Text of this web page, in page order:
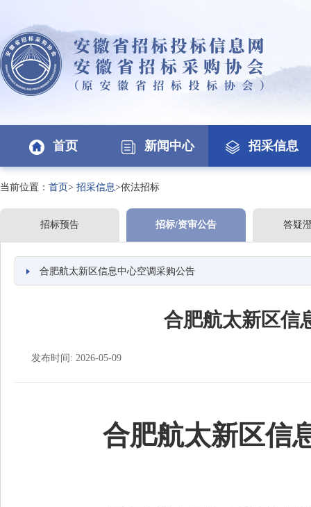
首页 新闻中心 招采信息
当前位置： 首页> 招采信息>依法招标
招标预告 招标/资审公告 答疑
合肥航太新区信息中心空调采购公告
合肥航太新区信
发布时间: 2026-05-09
合肥航太新区信